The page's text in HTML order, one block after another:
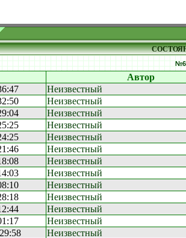
Автор
Неизвестный
Неизвестный
Неизвестный
Неизвестный
Неизвестный
Неизвестный
Неизвестный
Неизвестный
Неизвестный
Неизвестный
Неизвестный
Неизвестный
Неизвестный